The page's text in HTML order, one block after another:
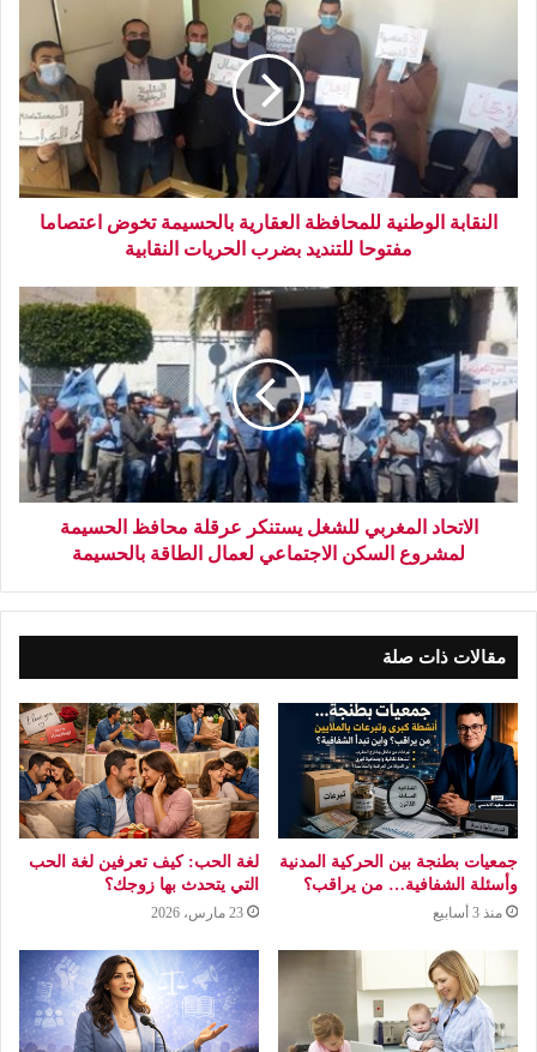
النقابة الوطنية للمحافظة العقارية بالحسيمة تخوض اعتصاما
مفتوحا للتنديد بضرب الحريات النقابية
الاتحاد المغربي للشغل يستنكر عرقلة محافظ الحسيمة
لمشروع السكن الاجتماعي لعمال الطاقة بالحسيمة
مقالات ذات صلة
جمعيات بطنجة بين الحركية المدنية
وأسئلة الشفافية… من يراقب؟
منذ 3 أسابيع
لغة الحب: كيف تعرفين لغة الحب
التي يتحدث بها زوجك؟
23 مارس، 2026